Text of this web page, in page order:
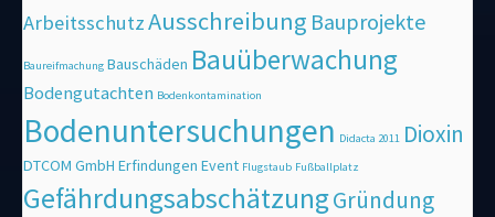
ArbeitsschutzAusschreibung Bauprojekte
Baureifmachung Bauschäden Bauüberwachung
Bodengutachten Bodenkontamination
Bodenuntersuchungen Didacta 2011 Dioxin
DTCOM GmbH Erfindungen Event Flugstaub Fußballplatz
GefährdungsabschätzungGründung